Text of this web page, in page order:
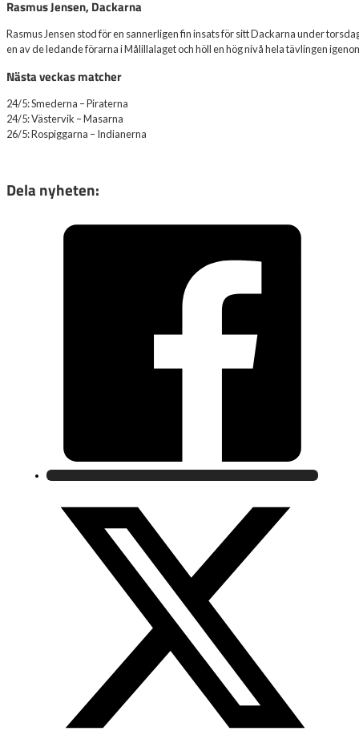
Rasmus Jensen, Dackarna
Rasmus Jensen stod för en sannerligen fin insats för sitt Dackarna under
en av de ledande förarna i Målillalaget och höll en hög nivå hela tävlingen
Nästa veckas matcher
24/5: Smederna – Piraterna
24/5: Västervik – Masarna
26/5: Rospiggarna – Indianerna
Dela nyheten: